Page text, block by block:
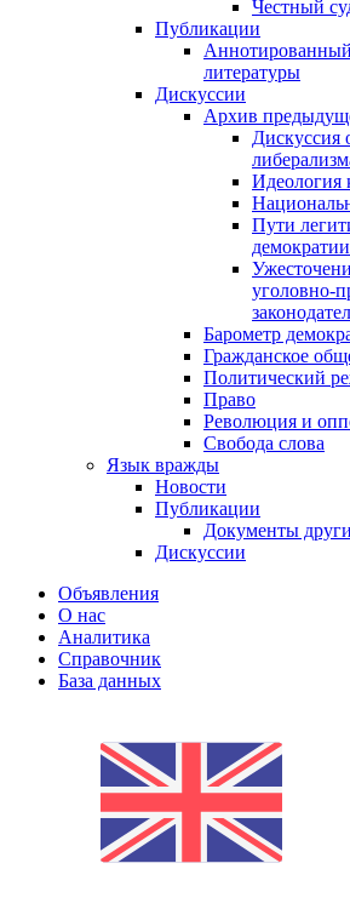
Честный
Публикации
Аннотированный
литературы
Дискуссии
Архив
Дискуссия
Идеология
Пути
уголовно-
Барометр
Гражданское
Политический
Право
Революция и
Свобода слова
Язык вражды
Новости
Публикации
Документы
Дискуссии
Объявления
О нас
Аналитика
Справочник
База данных